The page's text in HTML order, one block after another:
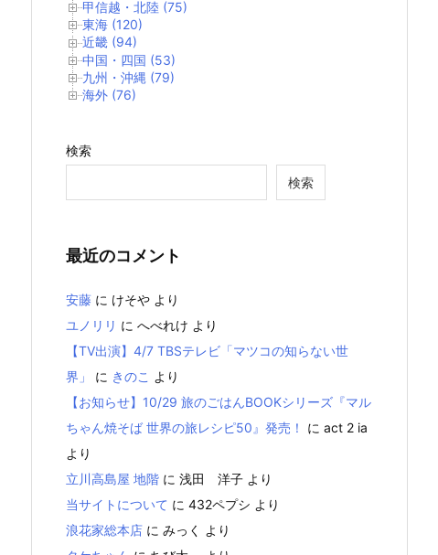
甲信越・北陸 (75)
東海 (120)
近畿 (94)
中国・四国 (53)
九州・沖縄 (79)
海外 (76)
検索
検索
最近のコメント
安藤 に けそや より
ユノリリ に へべれけ より
【TV出演】4/7 TBSテレビ「マツコの知らない世
界」
に きのこ より
【お知らせ】10/29 旅のごはんBOOKシリーズ『マル
ちゃん焼そば 世界の旅レシピ50』発売！
に act 2 ia
より
立川高島屋 地階 に 浅田 洋子 より
当サイトについて に 432ペプシ より
浪花家総本店 に みっく
より